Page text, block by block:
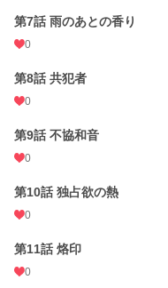
累計ポイント 9,371 pt (99,363 位)
第7話 雨のあとの香り
0
第8話 共犯者
0
第9話 不協和音
0
第10話 独占欲の熱
0
第11話 烙印
0